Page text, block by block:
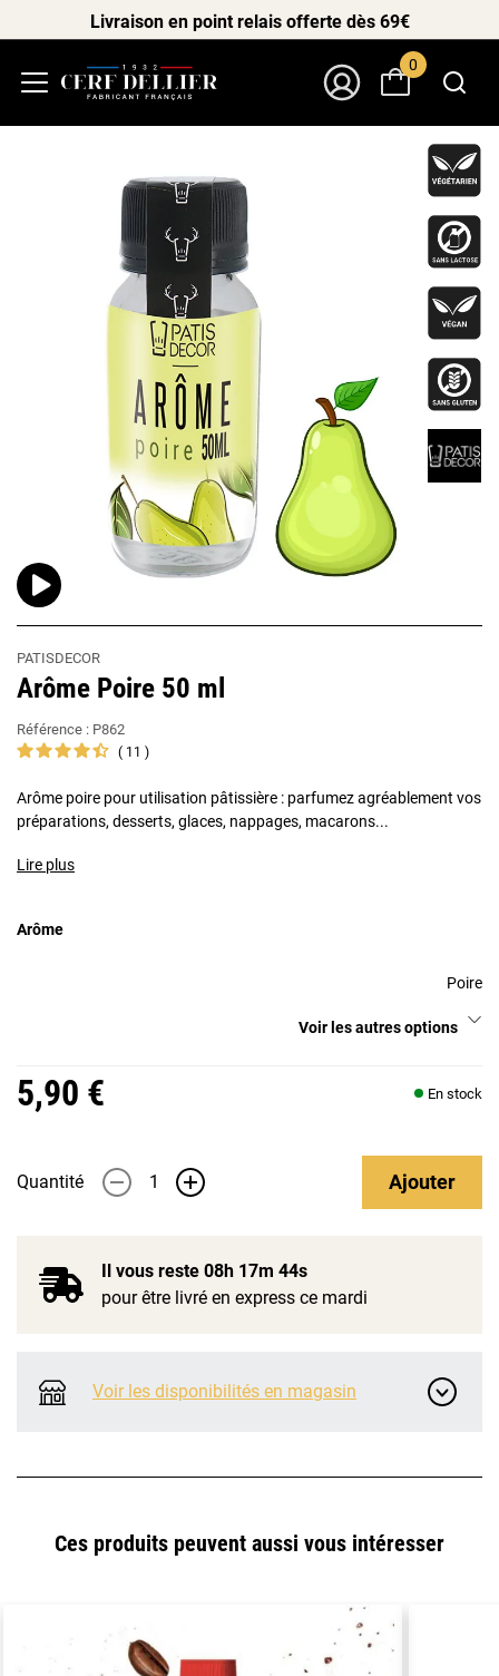
Livraison en point relais offerte dès 69€
0
PATISDECOR
Arôme Poire 50 ml
Référence : P862
11
Arôme poire pour utilisation pâtissière : parfumez agréablement vos
préparations, desserts, glaces, nappages, macarons...
Lire plus
Arôme
Poire
Voir les autres options
5,90 € En stock
Quantité - + Ajouter
Il vous reste 08h 17m 43s
pour être livré en express ce mardi
Voir les disponibilités en magasin
Ces produits peuvent aussi vous intéresser